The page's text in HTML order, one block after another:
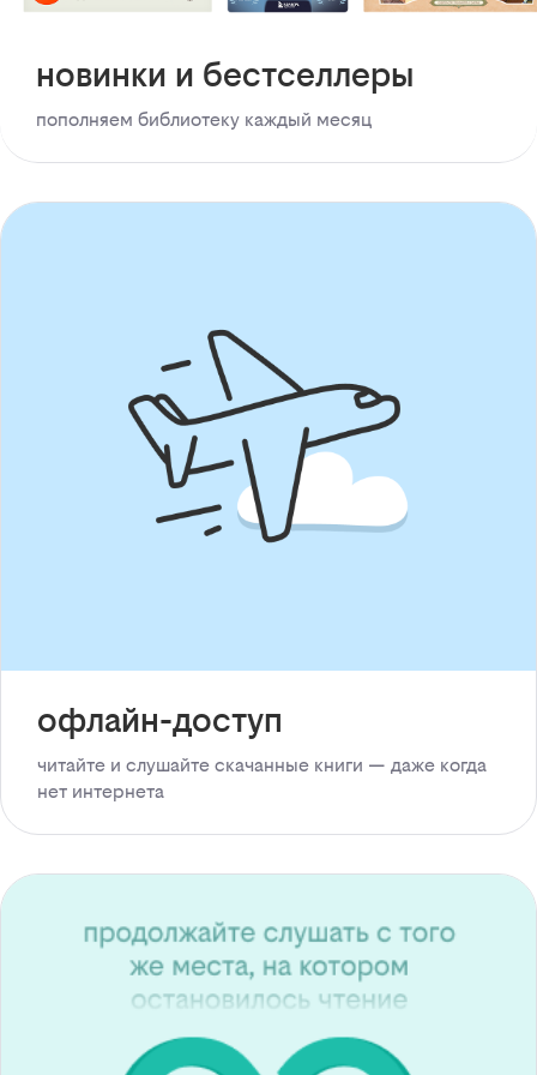
новинки и бестселлеры
пополняем библиотеку каждый месяц
офлайн-доступ
читайте и слушайте скачанные книги — даже когда
нет интернета